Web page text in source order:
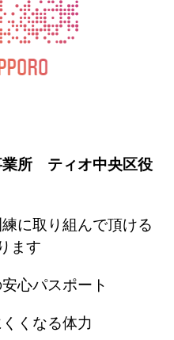
業所 ティオ中央区役
に取り組んで頂ける
ます
心パスポート
くなる体力